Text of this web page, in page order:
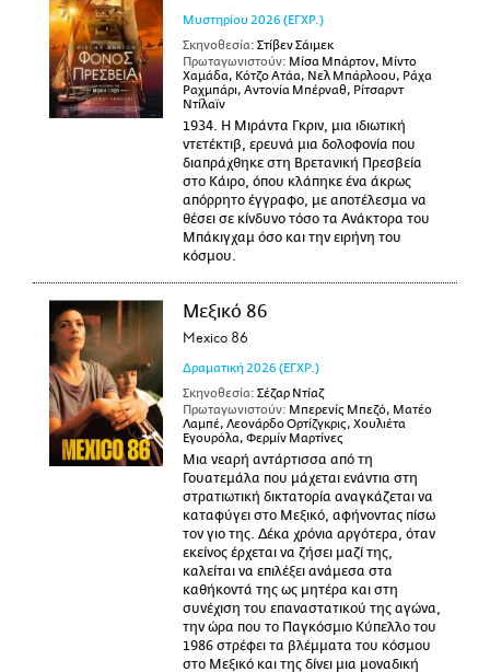
Μυστηρίου 2026 (ΕΓΧΡ.)
Σκηνοθεσία: Στίβεν Σάιμεκ
Πρωταγωνιστούν: Μίσα Μπάρτον, Μίντο
Χαμάδα, Κότζο Ατάα, Νελ Μπάρλοου, Ράχα
Ραχμπάρι, Αντονία Μπέρναθ, Ρίτσαρντ
Ντίλαϊν
1934. Η Μιράντα Γκριν, μια ιδιωτική
ντετέκτιβ, ερευνά μια δολοφονία που
διαπράχθηκε στη Βρετανική Πρεσβεία
στο Κάιρο, όπου κλάπηκε ένα άκρως
απόρρητο έγγραφο, με αποτέλεσμα να
θέσει σε κίνδυνο τόσο τα Ανάκτορα του
Μπάκιγχαμ όσο και την ειρήνη του
κόσμου.
Μεξικό 86
Mexico 86
Δραματική 2026 (ΕΓΧΡ.)
Σκηνοθεσία: Σέζαρ Ντίαζ
Πρωταγωνιστούν: Μπερενίς Μπεζό, Ματέο
Λαμπέ, Λεονάρδο Ορτίζγκρις, Χουλιέτα
Εγουρόλα, Φερμίν Μαρτίνες
Μια νεαρή αντάρτισσα από τη
Γουατεμάλα που μάχεται ενάντια στη
στρατιωτική δικτατορία αναγκάζεται να
καταφύγει στο Μεξικό, αφήνοντας πίσω
τον γιο της. Δέκα χρόνια αργότερα, όταν
εκείνος έρχεται να ζήσει μαζί της,
καλείται να επιλέξει ανάμεσα στα
καθήκοντά της ως μητέρα και στη
συνέχιση του επαναστατικού της αγώνα,
την ώρα που το Παγκόσμιο Κύπελλο του
1986 στρέφει τα βλέμματα του κόσμου
στο Μεξικό και της δίνει μια μοναδική